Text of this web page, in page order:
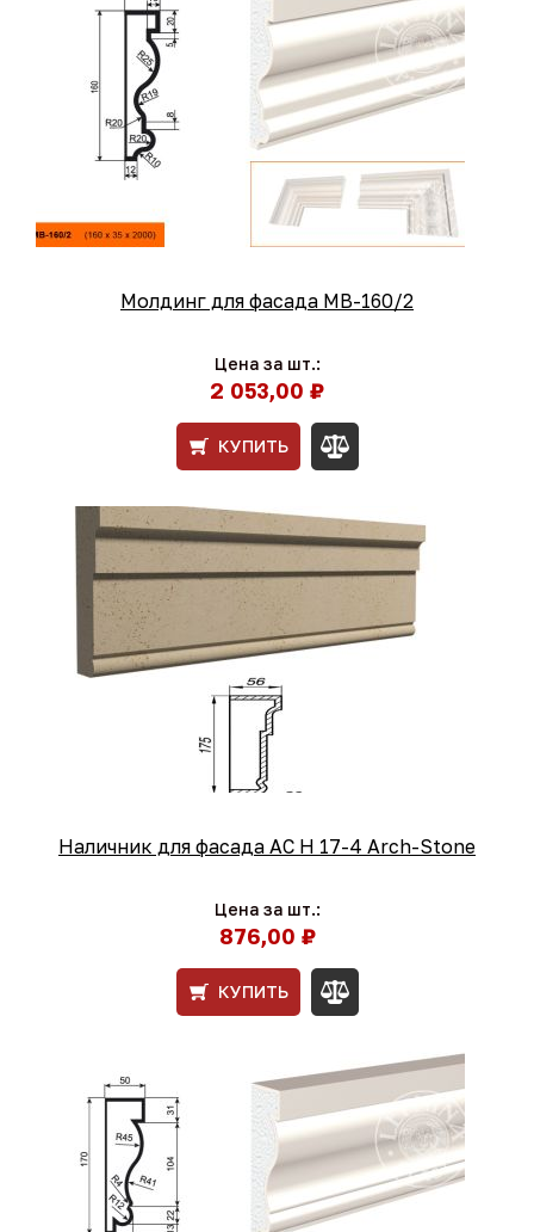
Молдинг для фасада МВ-160/2
Цена за шт.:
2 053,00 ₽
КУПИТЬ
Наличник для фасада AC Н 17-4 Arch-Stone
Цена за шт.:
876,00 ₽
КУПИТЬ